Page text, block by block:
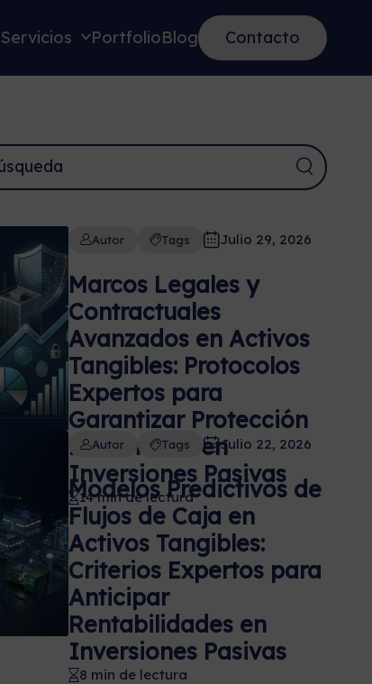
Servicios PortfolioBlog Contacto
Autor Tags Julio 29, 2026
Marcos Legales y
Contractuales
Avanzados en Activos
Tangibles: Protocolos
Expertos para
Garantizar Protección
Patrimonial en
Inversiones Pasivas
14 min de lectura
Autor Tags Julio 22, 2026
Modelos Predictivos de
Flujos de Caja en
Activos Tangibles:
Criterios Expertos para
Anticipar
Rentabilidades en
Inversiones Pasivas
8 min de lectura